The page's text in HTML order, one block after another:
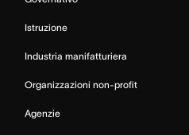
Istruzione
Industria manifatturiera
Organizzazioni non-profit
Agenzie